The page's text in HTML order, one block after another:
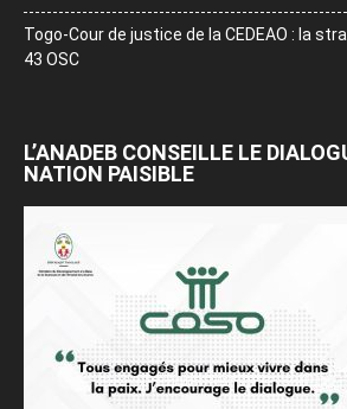
Togo-Cour de justice de la CEDEAO : la
43 OSC
L’ANADEB CONSEILLE LE
NATION PAISIBLE